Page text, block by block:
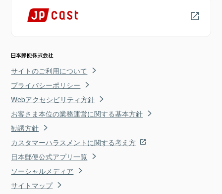
サイトのご利用について
プライバシーポリシー
Webアクセシビリティ方針
お客さま本位の業務運営に関する基本方針
勧誘方針
カスタマーハラスメントに関する考え方
日本郵便公式アプリ一覧
ソーシャルメディア
サイトマップ